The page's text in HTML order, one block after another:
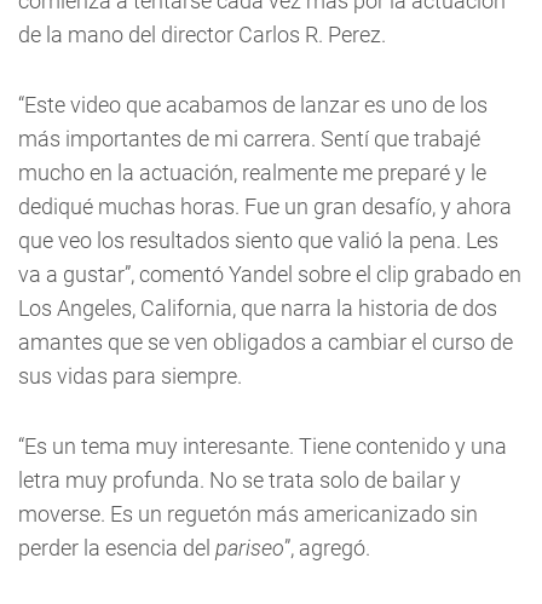
de la mano del director Carlos R. Perez.
“Este video que acabamos de lanzar es uno de los
más importantes de mi carrera. Sentí que trabajé
mucho en la actuación, realmente me preparé y le
dediqué muchas horas. Fue un gran desafío, y ahora
que veo los resultados siento que valió la pena. Les
va a gustar”, comentó Yandel sobre el clip grabado en
Los Angeles, California, que narra la historia de dos
amantes que se ven obligados a cambiar el curso de
sus vidas para siempre.
“Es un tema muy interesante. Tiene contenido y una
letra muy profunda. No se trata solo de bailar y
moverse. Es un reguetón más americanizado sin
perder la esencia del pariseo”, agregó.